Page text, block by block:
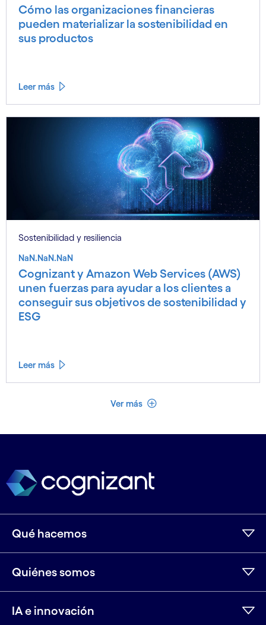
Cómo las organizaciones financieras
pueden materializar la sostenibilidad en
sus productos
Leer más
Sostenibilidad y resiliencia
NaN.NaN.NaN
Cognizant y Amazon Web Services (AWS)
unen fuerzas para ayudar a los clientes a
conseguir sus objetivos de sostenibilidad y
ESG
Leer más
Ver más Ver menos
Qué hacemos
Quiénes somos
IA e innovación